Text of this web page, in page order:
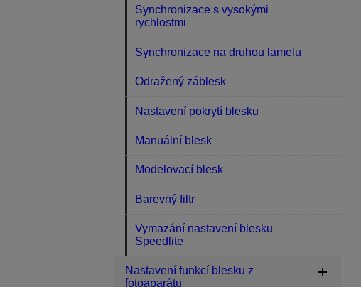
Synchronizace s vysokými
rychlostmi
Synchronizace na druhou lamelu
Odražený záblesk
Nastavení pokrytí blesku
Manuální blesk
Modelovací blesk
Barevný filtr
Vymazání nastavení blesku
Speedlite
Nastavení funkcí blesku z
fotoaparátu